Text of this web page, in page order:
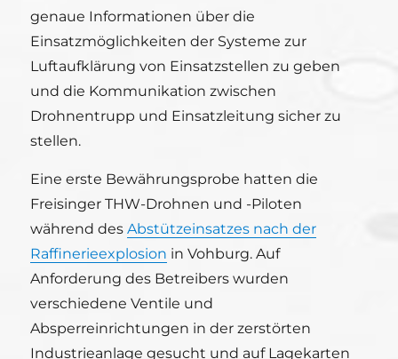
genaue Informationen über die
Einsatzmöglichkeiten der Systeme zur
Luftaufklärung von Einsatzstellen zu geben
und die Kommunikation zwischen
Drohnentrupp und Einsatzleitung sicher zu
stellen.
Eine erste Bewährungsprobe hatten die
Freisinger THW-Drohnen und -Piloten
während desAbstützeinsatzes nach der
Raffinerieexplosion in Vohburg. Auf
Anforderung des Betreibers wurden
verschiedene Ventile und
Absperreinrichtungen in der zerstörten
Industrieanlage gesucht und auf Lagekarten